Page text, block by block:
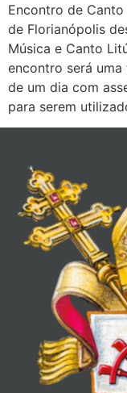
Encontro de
de Florianópolis
Música e Canto
encontro será
de um dia com
para serem